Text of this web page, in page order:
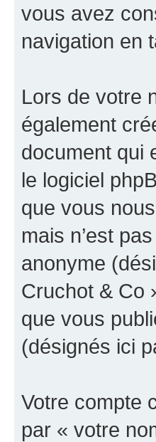
vous avez
navigation en
Lors de votre
également
document qui
le logiciel
que vous
mais n’est
anonyme
Cruchot & Co
que vous
(désignés ici
Votre compte
par « votre